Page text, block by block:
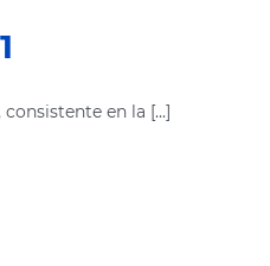
en la [...]